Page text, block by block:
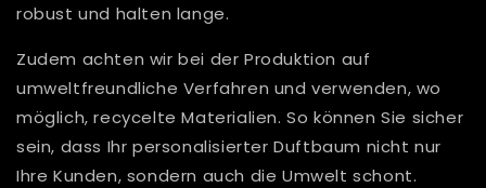
robust und halten lange.
Zudem achten wir bei der Produktion auf
umweltfreundliche Verfahren und verwenden, wo
möglich, recycelte Materialien. So können Sie sicher
sein, dass Ihr personalisierter Duftbaum nicht nur
Ihre Kunden, sondern auch die Umwelt schont.